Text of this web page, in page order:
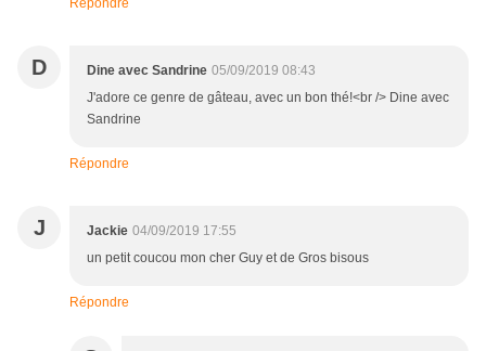
Répondre
D Dine avec Sandrine 05/09/2019 08:43
J'adore ce genre de gâteau, avec un bon thé!<br /> Dine avec
Sandrine
Répondre
J Jackie 04/09/2019 17:55
un petit coucou mon cher Guy et de Gros bisous
Répondre